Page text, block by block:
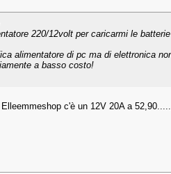
220/12volt per caricarmi le
alimentatore di pc ma di elettronica
a basso costo!
c'è un 12V 20A a